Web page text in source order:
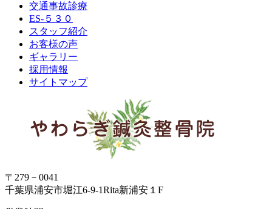
交通事故診療
ES-５３０
スタッフ紹介
お客様の声
ギャラリー
採用情報
サイトマップ
〒279－0041
千葉県浦安市堀江6-9-1Rita新浦安１F